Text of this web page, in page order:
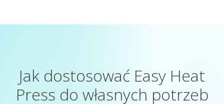
Jak dostosować Easy Heat
Press do własnych potrzeb